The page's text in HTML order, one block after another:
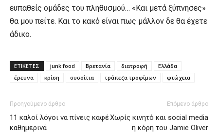
ευπαθείς ομάδες του πληθυσμού… «Και μετά ξύπνησες»
θα μου πείτε. Και το κακό είναι πως μάλλον δε θα έχετε
άδικο.
ΕΤΙΚΕΤΕΣ junk food Βρετανία διατροφή
Ελλάδα
έρευνα
κρίση συσσίτια τράπεζα τροφίμων φτώχεια
Προηγούμενο άρθρο
11 καλοί λόγοι να πίνεις καφέ
καθημερινά
Επόμενο άρθρο
Χωρίς κινητό και social media
η κόρη του Jamie Oliver